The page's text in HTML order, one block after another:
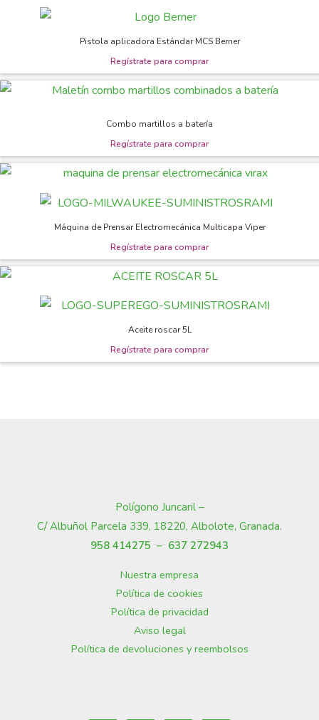
Pistola aplicadora Estándar MCS Berner
Combo martillos a batería
Máquina de Prensar Electromecánica Multicapa Viper
Aceite roscar 5L
Polígono Juncaril –
C/ Albuñol Parcela 339, 18220, Albolote, Granada.
958 414275 – 637 272943
Nuestra empresa
Política de cookies
Política de privacidad
Aviso legal
Política de devoluciones y reembolsos